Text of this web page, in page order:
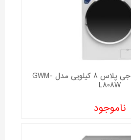
ماشین لباسشویی جی پلاس 8 کیلویی مدل GWM-
L808W
ناموجود